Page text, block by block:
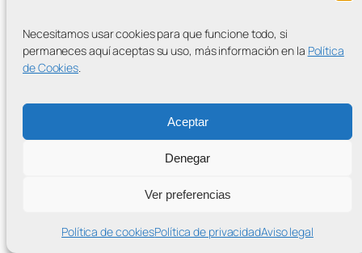
Necesitamos usar cookies para que funcione todo, si
permaneces aquí aceptas su uso, más información en la Política
de Cookies.
Aceptar
Denegar
Ver preferencias
Política de cookiesPolítica de privacidadAviso legal
WordPress